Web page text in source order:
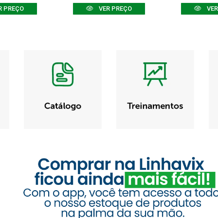
PREÇO VER PREÇO